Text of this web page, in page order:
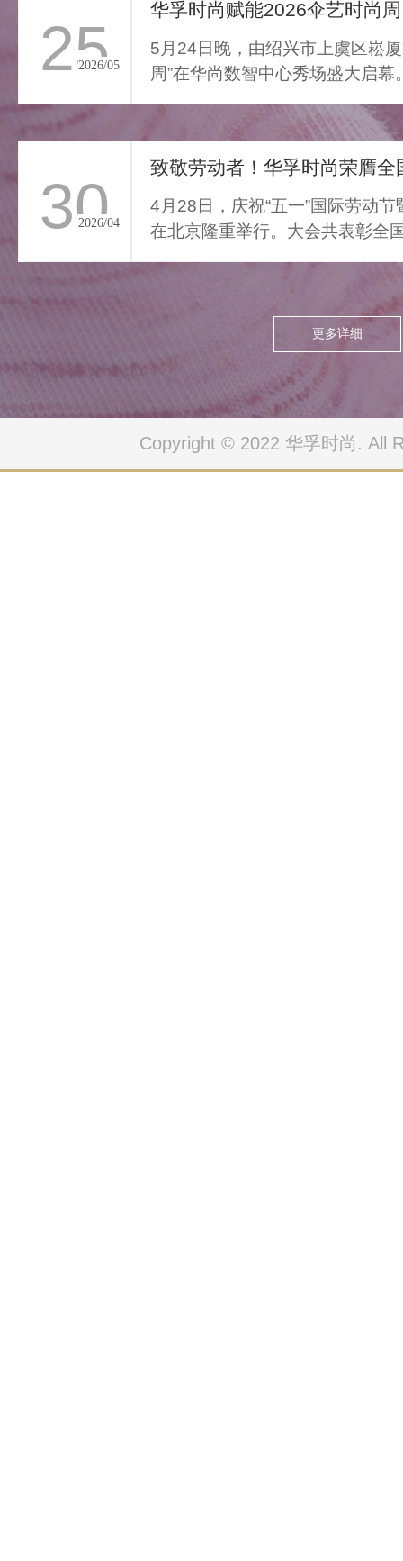
家门，我们亟需“能裹住情
绪”的柔色。家居服将“家的温
柔结界”缝进每寸面料，无需
逃离，换上这身柔雾，便能
让外界紧绷沉进居家软意，
呼吸慢下来，让家成为接住
所有情绪的栖居地。
25
2026/05
华孚时尚赋能2026伞艺时尚
5月24日晚，由绍兴市上虞区崧
周”在华尚数智中心秀场盛大启幕
30
2026/04
致敬劳动者！华孚时尚荣膺
4月28日，庆祝“五一”国际劳动
在北京隆重举行。大会共表彰全
更多详细
Copyright © 2022 华孚时尚. All